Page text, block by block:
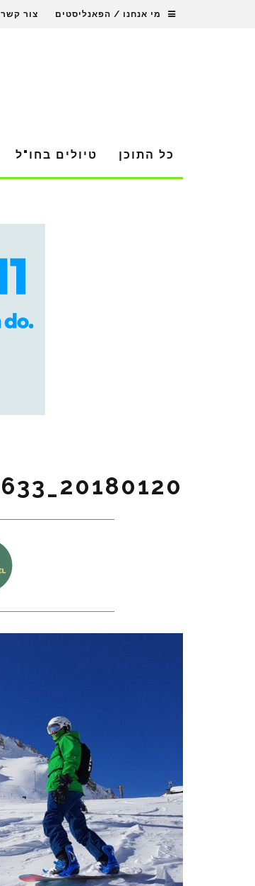
מי אנחנו / הפאנליסטים צור קשר
כל התוכן טיולים בחו"ל
20180120_112633_PREVIEW